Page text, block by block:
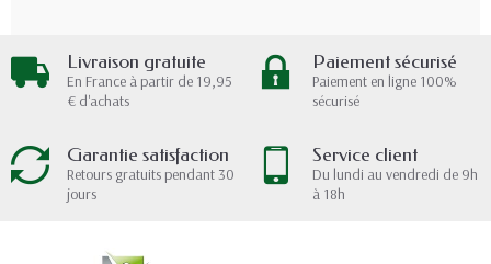
Livraison gratuite
En France à partir de 19,95
€ d'achats
Paiement sécurisé
Paiement en ligne 100%
sécurisé
Garantie satisfaction
Retours gratuits pendant 30
jours
Service client
Du lundi au vendredi de 9h
à 18h